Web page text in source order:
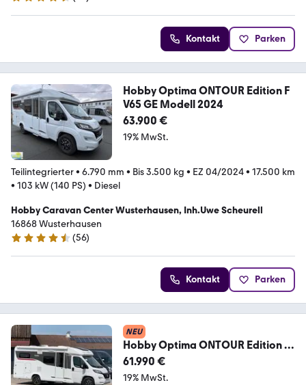
4.7 Sterne
Kontakt Parken
Hobby Optima ONTOUR Edition F
V65 GE Modell 2024
63.900 €
19% MwSt.
Teilintegrierter• 6.790 mm • Bis 3.500 kg • EZ 04/2024• 17.500 km
• 103 kW (140 PS) • Diesel
Hobby Caravan Center Wusterhausen, Inh.Uwe Scheurell
16868 Wusterhausen
4.7 Sterne
(56)
Kontakt Parken
NEU
Hobby Optima ONTOUR Edition F
V65 GE,SAT,Navi,Markise
61.990 €
19% MwSt.